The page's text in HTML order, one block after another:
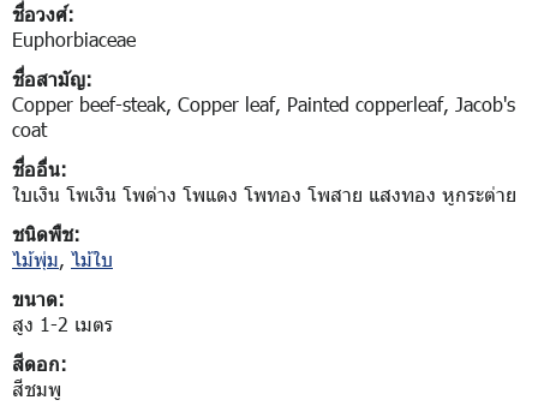
ชื่อวงศ์:
Euphorbiaceae
ชื่อสามัญ:
Copper beef-steak, Copper leaf, Painted copperleaf, Jacob's
coat
ชื่ออื่น:
ใบเงิน โพเงิน โพด่าง โพแดง โพทอง โพสาย แสงทอง หูกระต่าย
ชนิดพืช:
ไม้พุ่ม, ไม้ใบ
ขนาด:
สูง 1-2 เมตร
สีดอก:
สีชมพู